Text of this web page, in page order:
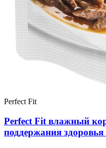
Perfect Fit
Perfect Fit влажный
поддержания здоровья